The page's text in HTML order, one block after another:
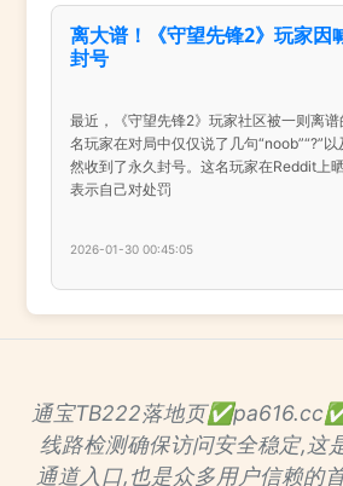
离大谱！《守望先锋2》玩家
封号
最近，《守望先锋2》玩家社区被一则离
名玩家在对局中仅仅说了几句“noob”“?”
然收到了永久封号。这名玩家在Reddit上
表示自己对处罚
2026-01-30 00:45:05
通宝TB222落地页
线路检测确保访问安全稳定,这
通道入口,也是众多用户信赖的